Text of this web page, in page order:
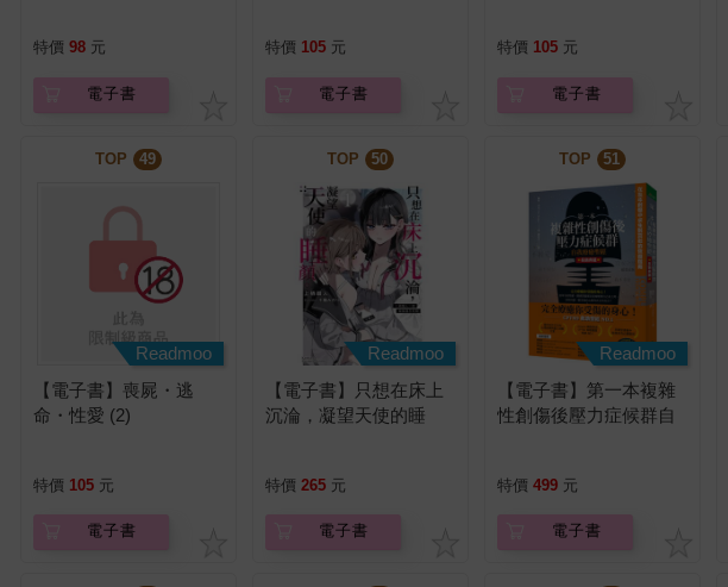
特價 98 元
電子書
特價 105 元
電子書
特價 105 元
電子書
TOP 49
Readmoo
【電子書】喪屍・逃
命・性愛 (2)
特價 105 元
電子書
TOP 50
Readmoo
【電子書】只想在床上
沉淪，凝望天使的睡
書限定特典】
特價 265 元
電子書
TOP 51
Readmoo
【電子書】第一本複雜
性創傷後壓力症候群自
特價 499 元
電子書